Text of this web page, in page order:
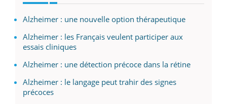
Alzheimer : une nouvelle option thérapeutique
Alzheimer : les Français veulent participer aux
essais cliniques
Alzheimer : une détection précoce dans la rétine
Alzheimer : le langage peut trahir des signes
précoces